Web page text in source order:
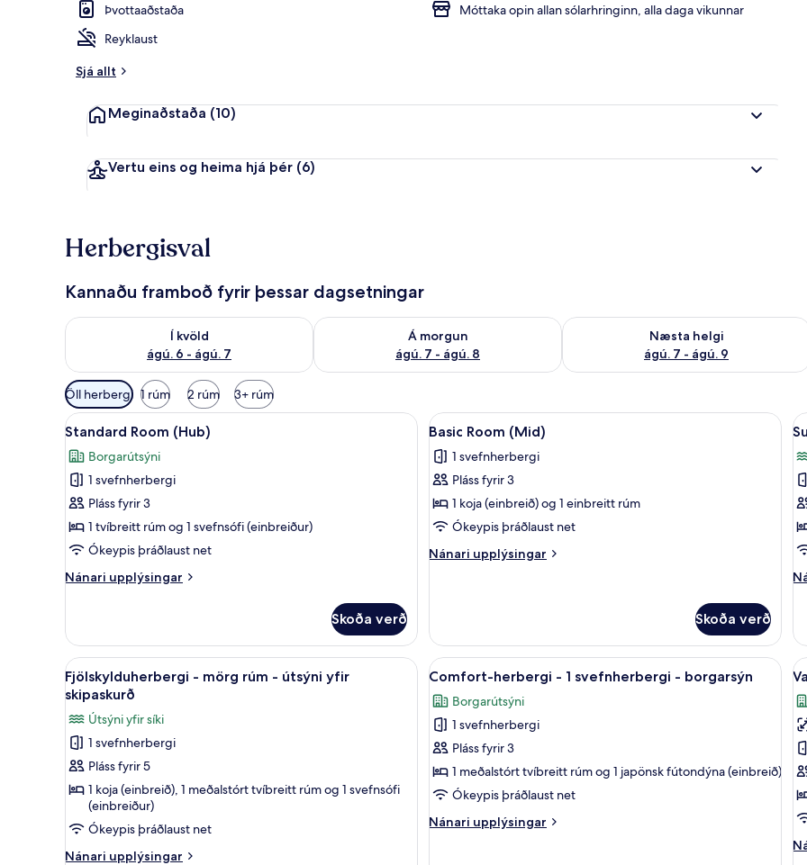
Þvottaaðstaða
Móttaka opin allan sólarhringinn, alla daga vikunnar
Reyklaust
Sjá allt
Meginaðstaða (10)
Vertu eins og heima hjá þér (6)
Herbergisval
Kannaðu framboð fyrir þessar dagsetningar
Í kvöld
ágú. 6 - ágú. 7
Athuga framboð í kvöld ágú. 6 - ágú. 7
Á morgun
ágú. 7 - ágú. 8
Athuga framboð á morgun ágú. 7 - ágú. 8
Næsta helgi
ágú. 7 - ágú. 9
Athuga framboð næstu helgi ágú. 7 -
Síur
í
boði
fyrir
herbergi
Öll herbergi 1 rúm 2 rúm 3+ rúm
Skoða
allar
myndir
fyrir
Standard
Room
(Hub)
Standard Room (Hub) | Míníbar, ókeypis þráðlaus nettenging, rúmföt
6
Standard Room (Hub)
Borgarútsýni
1 svefnherbergi
Pláss fyrir 3
1 tvíbreitt rúm og 1 svefnsófi (einbreiður)
Ókeypis þráðlaust net
Nánari upplýsingar
Nánari
Room
(Hub)
Skoða verð
Skoða
allar
myndir
fyrir
Basic
Room
(Mid)
Basic Room (Mid) | Míníbar, ókeypis
7
Basic Room (Mid)
1 svefnherbergi
Pláss fyrir 3
1 koja (einbreið) og 1 einbreitt rúm
Ókeypis þráðlaust net
Nánari upplýsingar
Nánari
(Mid)
Skoða verð
Skoða
allar
myndir
fyrir
Fjölskylduherbergi
-
mörg
rúm
-
útsýni
Fjölskylduherbergi - mörg rúm - útsýni yfir skipaskurð | Míníbar, ókeypis þráðlaus nettenging, rúmföt
14
Fjölskylduherbergi - mörg rúm - útsýni yfir
skipaskurð
Útsýni yfir síki
1 svefnherbergi
Pláss fyrir 5
1 koja (einbreið), 1 meðalstórt tvíbreitt rúm og 1 svefnsófi
(einbreiður)
Ókeypis þráðlaust net
Nánari upplýsingar
Nánari
Skoða
allar
myndir
fyrir
Comfort-
herbergi
-
svefnherbergi
Comfort-herbergi - 1 svefnherbergi
9
Comfort-herbergi - 1 svefnherbergi - borgarsýn
Borgarútsýni
1 svefnherbergi
Pláss fyrir 3
1 meðalstórt tvíbreitt rúm og 1 japönsk fútondýna (einbreið)
Ókeypis þráðlaust net
Nánari upplýsingar
Nánari